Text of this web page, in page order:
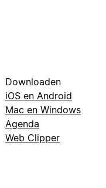
Downloaden
iOS en Android
Mac en Windows
Agenda
Web Clipper